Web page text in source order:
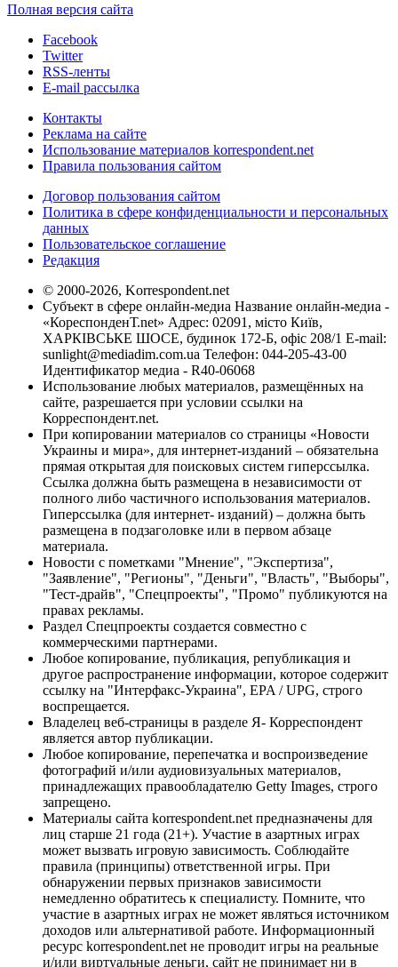
Полная версия сайта
Facebook
Twitter
RSS-ленты
E-mail рассылка
Контакты
Реклама на сайте
Использование материалов korrespondent.net
Правила пользования сайтом
Договор пользования сайтом
Политика в сфере конфиденциальности и персональных
данных
Пользовательское соглашение
Редакция
© 2000-2026, Korrespondent.net
Субъект в сфере онлайн-медиа Название онлайн-медиа -
«КореспонденТ.net» Адрес: 02091, місто Київ,
ХАРКІВСЬКЕ ШОСЕ, будинок 172-Б, офіс 208/1 E-mail:
sunlight@mediadim.com.ua Телефон: 044-205-43-00
Идентификатор медиа - R40-06068
Использование любых материалов, размещённых на
сайте, разрешается при условии ссылки на
Корреспондент.net.
При копировании материалов со страницы «Новости
Украины и мира», для интернет-изданий – обязательна
прямая открытая для поисковых систем гиперссылка.
Ссылка должна быть размещена в независимости от
полного либо частичного использования материалов.
Гиперссылка (для интернет- изданий) – должна быть
размещена в подзаголовке или в первом абзаце
материала.
Новости с пометками "Мнение", "Экспертиза",
"Заявление", "Регионы", "Деньги", "Власть", "Выборы",
"Тест-драйв", "Спецпроекты", "Промо" публикуются на
правах рекламы.
Раздел Спецпроекты создается совместно с
коммерческими партнерами.
Любое копирование, публикация, републикация и
другое распространение информации, которое содержит
ссылку на "Интерфакс-Украина", EPA / UPG, строго
воспрещается.
Владелец веб-страницы в разделе Я- Корреспондент
является автор публикации.
Любое копирование, перепечатка и воспроизведение
фотографий и/или аудиовизуальных материалов,
принадлежащих правообладателю Getty Images, строго
запрещено.
Материалы сайта korrespondent.net предназначены для
лиц старше 21 года (21+). Участие в азартных играх
может вызвать игровую зависимость. Соблюдайте
правила (принципы) ответственной игры. При
обнаружении первых признаков зависимости
немедленно обратитесь к специалисту. Помните, что
участие в азартных играх не может являться источником
доходов или альтернативой работе. Информационный
ресурс korrespondent.net не проводит игры на реальные
и/или виртуальные деньги, сайт не принимает ни в